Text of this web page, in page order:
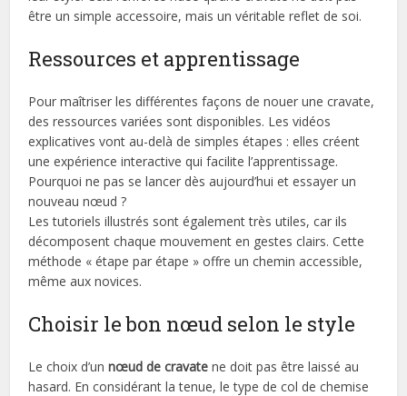
être un simple accessoire, mais un véritable reflet de soi.
Ressources et apprentissage
Pour maîtriser les différentes façons de nouer une cravate,
des ressources variées sont disponibles. Les vidéos
explicatives vont au-delà de simples étapes : elles créent
une expérience interactive qui facilite l’apprentissage.
Pourquoi ne pas se lancer dès aujourd’hui et essayer un
nouveau nœud ?
Les tutoriels illustrés sont également très utiles, car ils
décomposent chaque mouvement en gestes clairs. Cette
méthode « étape par étape » offre un chemin accessible,
même aux novices.
Choisir le bon nœud selon le style
Le choix d’unnœud de cravate ne doit pas être laissé au
hasard. En considérant la tenue, le type de col de chemise